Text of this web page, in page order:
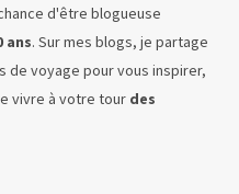
d'être blogueuse
ans. Sur mes blogs, je partage
de voyage pour vous inspirer,
vivre à votre tour des